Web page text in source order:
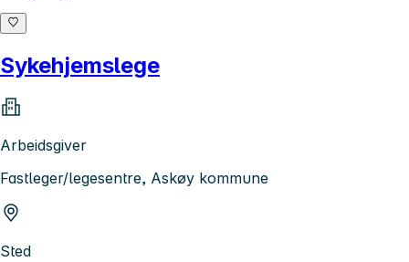
Sykehjemslege
Arbeidsgiver
Fastleger/legesentre, Askøy kommune
Sted